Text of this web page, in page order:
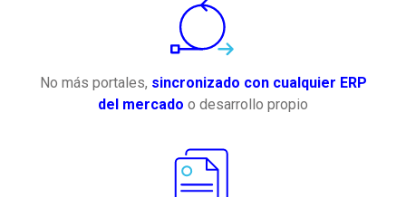
No más portales, sincronizado con cualquier ERP
del mercado o desarrollo propio